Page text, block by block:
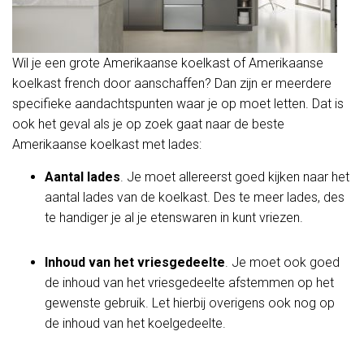
Wil je een grote Amerikaanse koelkast of Amerikaanse
koelkast french door aanschaffen? Dan zijn er meerdere
specifieke aandachtspunten waar je op moet letten. Dat is
ook het geval als je op zoek gaat naar de beste
Amerikaanse koelkast met lades:
Aantal lades. Je moet allereerst goed kijken naar het
aantal lades van de koelkast. Des te meer lades, des
te handiger je al je etenswaren in kunt vriezen.
Inhoud van het vriesgedeelte. Je moet ook goed
de inhoud van het vriesgedeelte afstemmen op het
gewenste gebruik. Let hierbij overigens ook nog op
de inhoud van het koelgedeelte.